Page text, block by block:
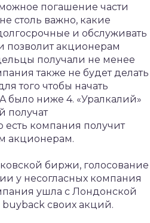
погашение части
столь важно, какие
и обслуживать
позволит акционерам
получали не менее
также не будет делать
того чтобы начать
было ниже 4. «Уралкалий»
получат
компания получит
акционерам.
биржи, голосование
у несогласных компания
ушла с Лондонской
своих акций.